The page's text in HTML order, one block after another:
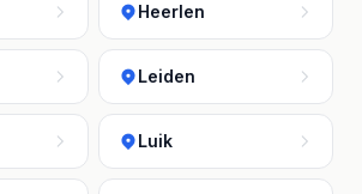
Heerlen
Leiden
Luik